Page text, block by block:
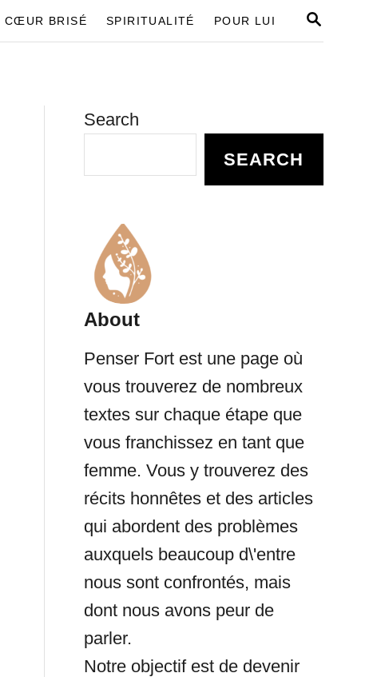
S
CŒUR BRISÉ SPIRITUALITÉ POUR LUI
Search
SEARCH
About
Penser Fort est une page où
vous trouverez de nombreux
textes sur chaque étape que
vous franchissez en tant que
femme. Vous y trouverez des
récits honnêtes et des articles
qui abordent des problèmes
auxquels beaucoup d\'entre
nous sont confrontés, mais
dont nous avons peur de
parler.
Notre objectif est de devenir